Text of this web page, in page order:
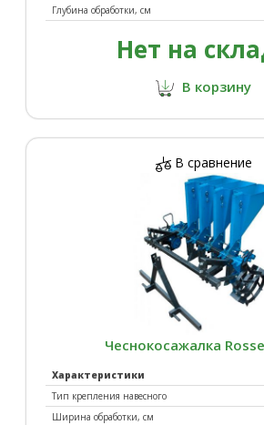
Глубина обработки, см
Нет на
В корзину
В сравнение
Чеснокосажалка
Характеристики
Тип крепления навесного
Ширина обработки, см